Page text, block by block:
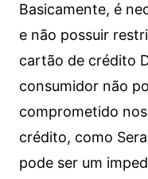
Basicamente, é
e não possuir
cartão de crédito
consumidor não
comprometido
crédito, como
pode ser um